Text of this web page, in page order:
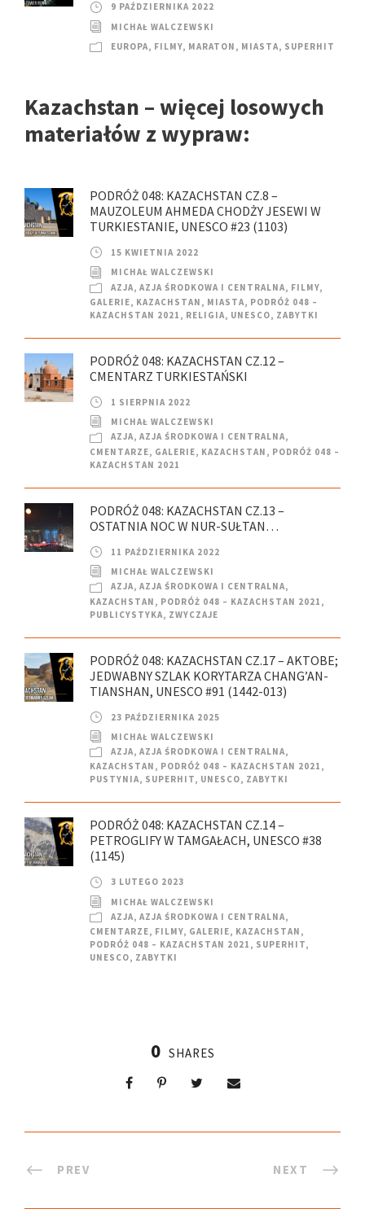
9 PAŹDZIERNIKA 2022
MICHAŁ WALCZEWSKI
EUROPA, FILMY, MARATON , MIASTA, SUPERHIT
Kazachstan – więcej losowych
materiałów z wypraw:
PODRÓŻ 048: KAZACHSTAN CZ.8 –
MAUZOLEUM AHMEDA CHODŻY JESEWI W
TURKIESTANIE, UNESCO #23 (1103)
15 KWIETNIA 2022
MICHAŁ WALCZEWSKI
AZJA, AZJA ŚRODKOWA I CENTRALNA, FILMY,
GALERIE, KAZACHSTAN , MIASTA, PODRÓŻ 048 –
KAZACHSTAN 2021 , RELIGIA, UNESCO, ZABYTKI
PODRÓŻ 048: KAZACHSTAN CZ.12 –
CMENTARZ TURKIESTAŃSKI
1 SIERPNIA 2022
MICHAŁ WALCZEWSKI
AZJA, AZJA ŚRODKOWA I CENTRALNA,
CMENTARZE, GALERIE, KAZACHSTAN , PODRÓŻ 048 –
KAZACHSTAN 2021
PODRÓŻ 048: KAZACHSTAN CZ.13 –
OSTATNIA NOC W NUR-SUŁTAN…
11 PAŹDZIERNIKA 2022
MICHAŁ WALCZEWSKI
AZJA, AZJA ŚRODKOWA I CENTRALNA,
KAZACHSTAN , PODRÓŻ 048 – KAZACHSTAN 2021 ,
PUBLICYSTYKA, ZWYCZAJE
PODRÓŻ 048: KAZACHSTAN CZ.17 – AKTOBE;
JEDWABNY SZLAK KORYTARZA CHANG’AN-
TIANSHAN, UNESCO #91 (1442-013)
23 PAŹDZIERNIKA 2025
MICHAŁ WALCZEWSKI
AZJA, AZJA ŚRODKOWA I CENTRALNA,
KAZACHSTAN , PODRÓŻ 048 – KAZACHSTAN 2021 ,
PUSTYNIA, SUPERHIT, UNESCO, ZABYTKI
PODRÓŻ 048: KAZACHSTAN CZ.14 –
PETROGLIFY W TAMGAŁACH, UNESCO #38
(1145)
3 LUTEGO 2023
MICHAŁ WALCZEWSKI
AZJA, AZJA ŚRODKOWA I CENTRALNA,
CMENTARZE, FILMY, GALERIE, KAZACHSTAN ,
PODRÓŻ 048 – KAZACHSTAN 2021 , SUPERHIT,
UNESCO, ZABYTKI
0 SHARES
PREV NEXT